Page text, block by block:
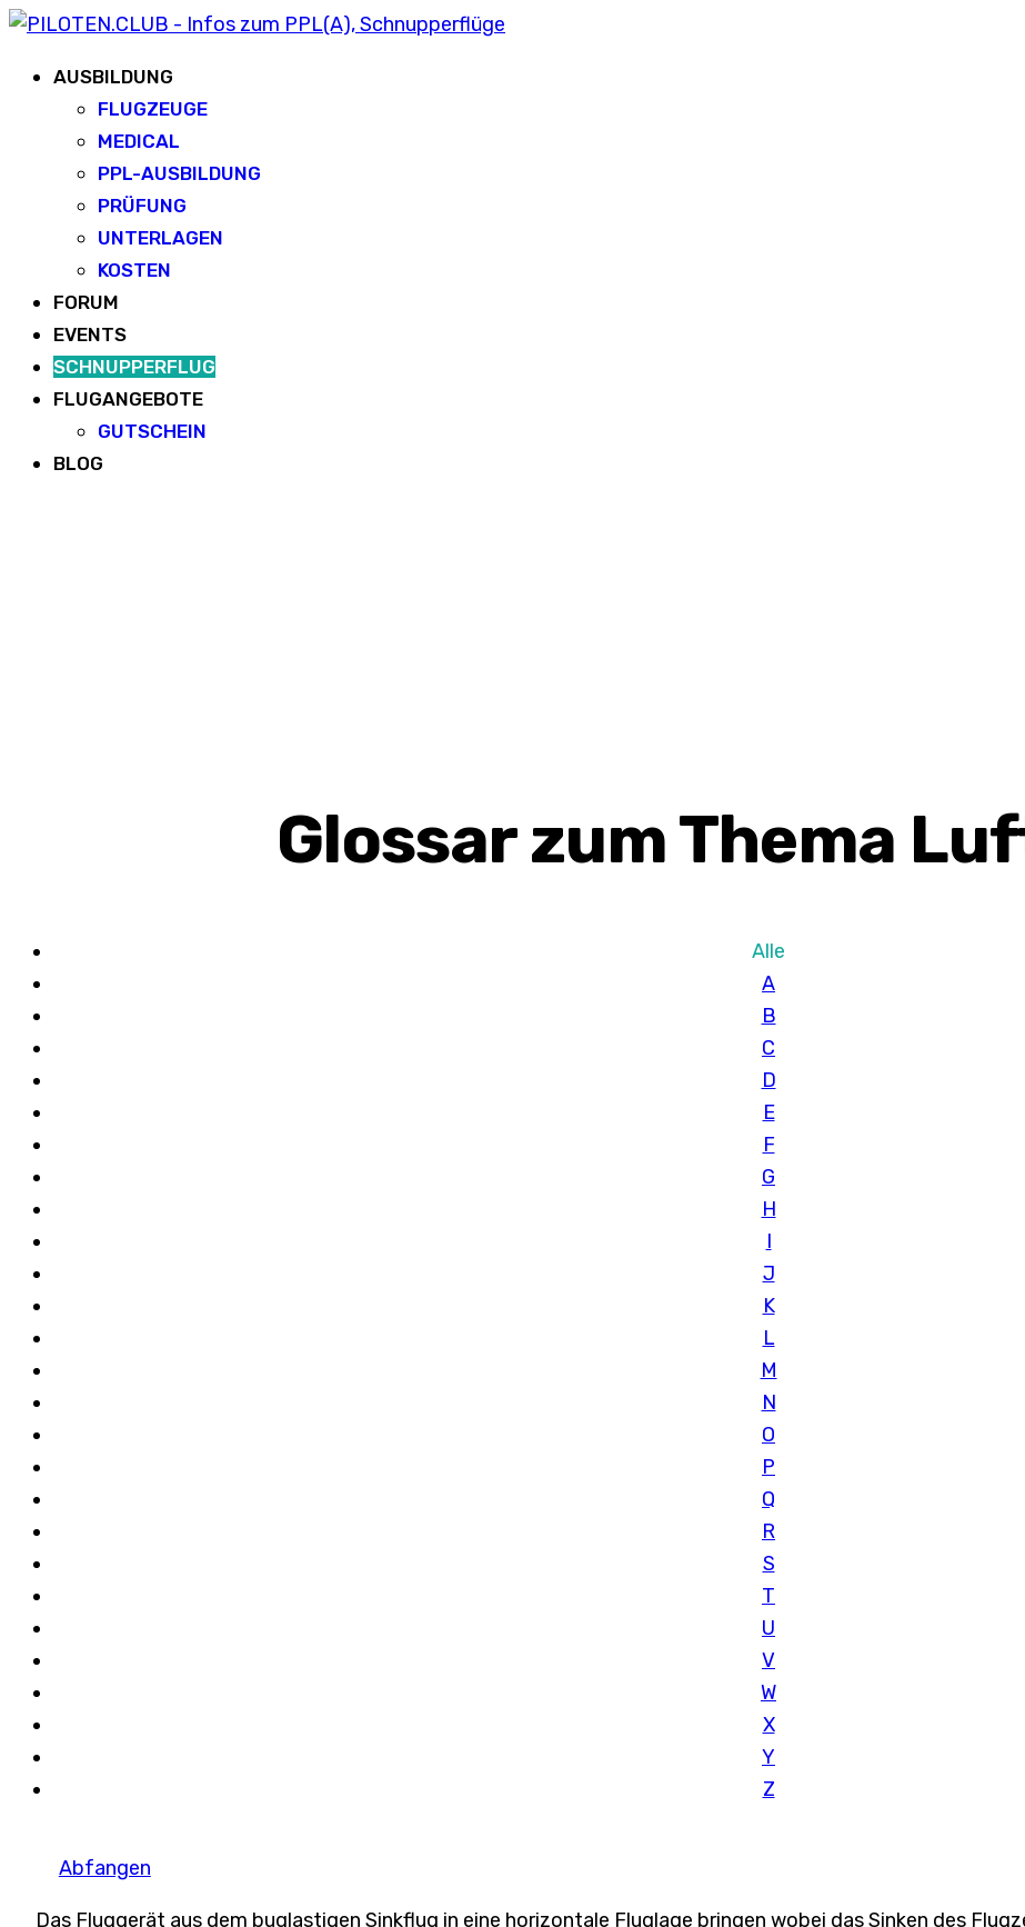
AUSBILDUNG
FLUGZEUGE
MEDICAL
PPL-AUSBILDUNG
PRÜFUNG
UNTERLAGEN
KOSTEN
FORUM
EVENTS
SCHNUPPERFLUG
FLUGANGEBOTE
GUTSCHEIN
BLOG
Glossar zum Thema
Alle
A
B
C
D
E
F
G
H
I
J
K
L
M
N
O
P
Q
R
S
T
U
V
W
X
Y
Z
Abfangen
Das Fluggerät aus dem buglastigen Sinkflug in eine horizontale Fluglage bringen wobei das Sinken des